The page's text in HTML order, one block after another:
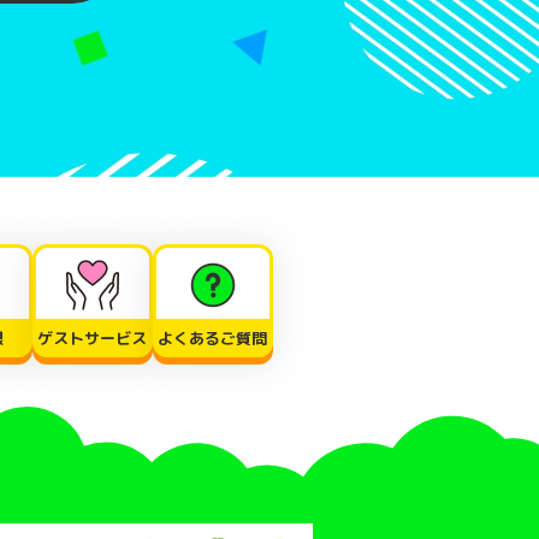
ゲストサービス よくあるご質問